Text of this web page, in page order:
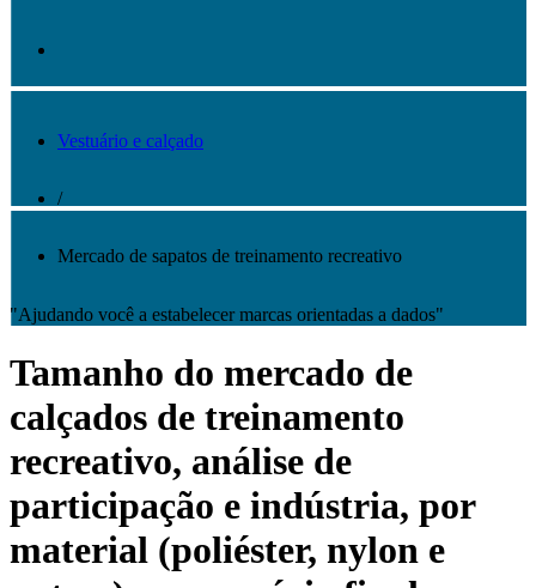
Vestuário e calçado
/
Mercado de sapatos de treinamento recreativo
"Ajudando você a estabelecer marcas orientadas a dados"
Tamanho do mercado de
calçados de treinamento
recreativo, análise de
participação e indústria, por
material (poliéster, nylon e